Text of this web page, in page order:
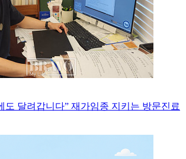
도 달려갑니다” 재가임종 지키는 방문진료